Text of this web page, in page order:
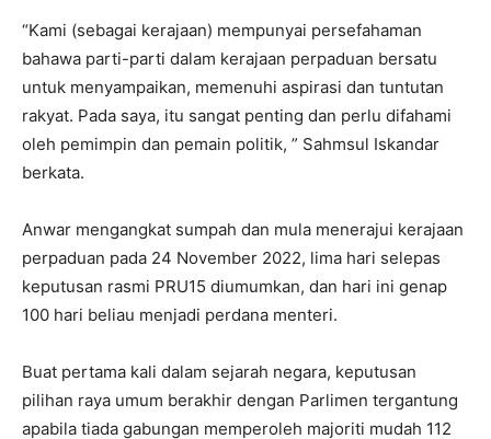
“Kami (sebagai kerajaan) mempunyai persefahaman
bahawa parti-parti dalam kerajaan perpaduan bersatu
untuk menyampaikan, memenuhi aspirasi dan tuntutan
rakyat. Pada saya, itu sangat penting dan perlu difahami
oleh pemimpin dan pemain politik, ” Sahmsul Iskandar
berkata.
Anwar mengangkat sumpah dan mula menerajui kerajaan
perpaduan pada 24 November 2022, lima hari selepas
keputusan rasmi PRU15 diumumkan, dan hari ini genap
100 hari beliau menjadi perdana menteri.
Buat pertama kali dalam sejarah negara, keputusan
pilihan raya umum berakhir dengan Parlimen tergantung
apabila tiada gabungan memperoleh majoriti mudah 112